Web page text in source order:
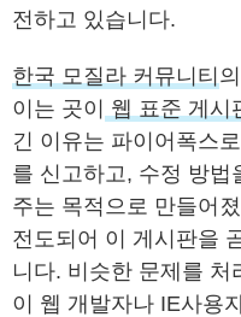
전하고 있습니다.
한국 모질라 커뮤니티
이는 곳이
웹 표준 게시
긴 이유는 파이어폭스
를 신고하고, 수정 방법
주는 목적으로 만들어
전도되어 이 게시판을
니다. 비슷한 문제를 처
이 웹 개발자나 IE사용